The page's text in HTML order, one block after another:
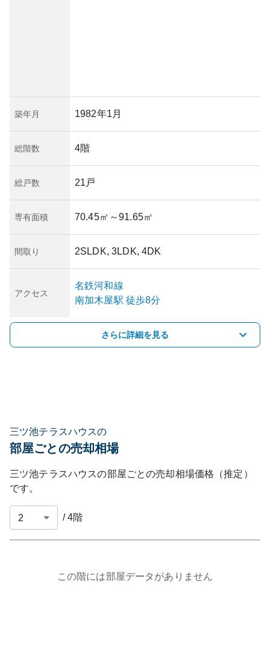
築年月 1982年1月
総階数 4階
総戸数 21戸
専有面積 70.45㎡ ～91.65㎡
間取り 2SLDK, 3LDK, 4DK
アクセス
名鉄河和線
南加木屋駅 徒歩8分
さらに詳細を見る
三ツ池テラスハウスの
部屋ごとの売却相場
三ツ池テラスハウスの部屋ごとの売却相場価格（推定）
です。
/4階
この階には部屋データがありません